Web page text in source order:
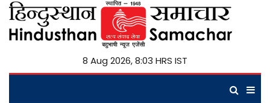
8 Aug 2026, 8:03 HRS IST